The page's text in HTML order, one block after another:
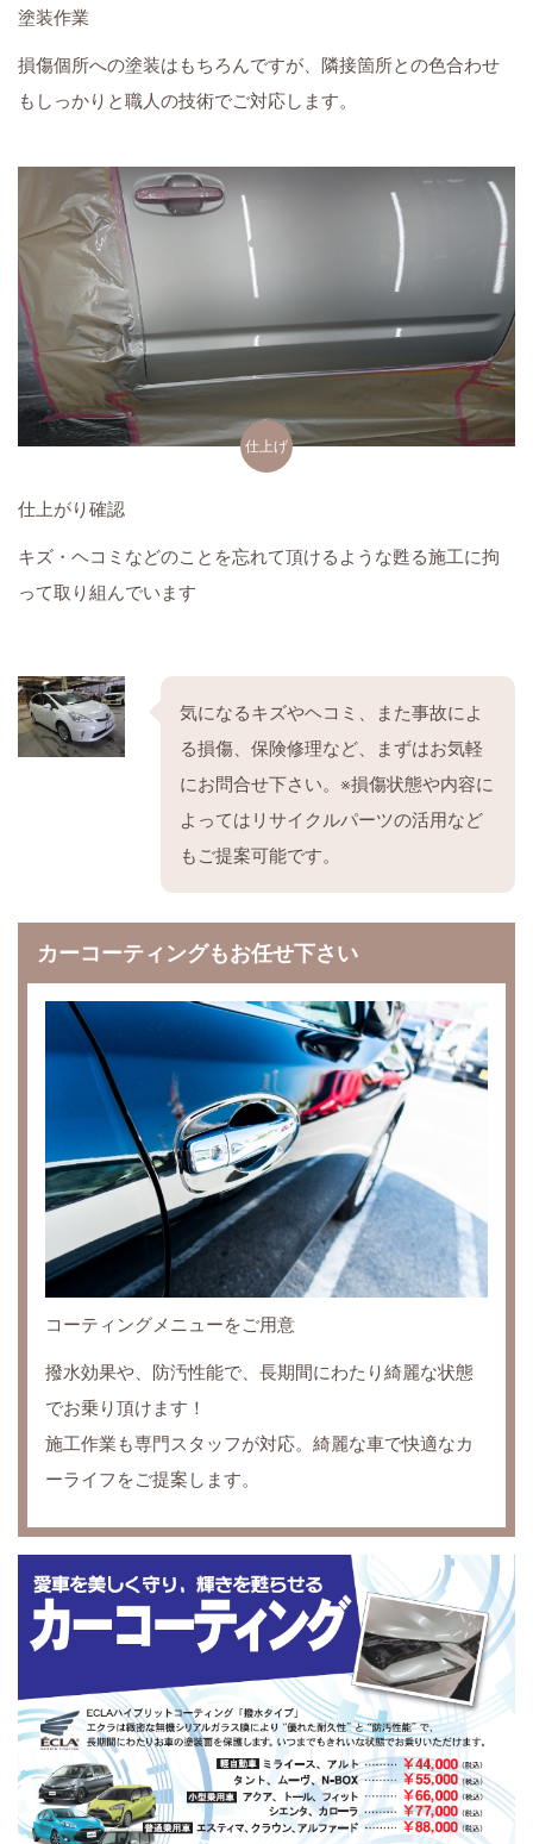
塗装作業
損傷個所への塗装はもちろんですが、隣接箇所との色合わせ
もしっかりと職人の技術でご対応します。
仕上げ
仕上がり確認
キズ・ヘコミなどのことを忘れて頂けるような甦る施工に拘
って取り組んでいます
気になるキズやヘコミ、また事故によ
る損傷、保険修理など、まずはお気軽
にお問合せ下さい。※損傷状態や内容に
よってはリサイクルパーツの活用など
もご提案可能です。
カーコーティングもお任せ下さい
コーティングメニューをご用意
撥水効果や、防汚性能で、長期間にわたり綺麗な状態
でお乗り頂けます！
施工作業も専門スタッフが対応。綺麗な車で快適なカ
ーライフをご提案します。